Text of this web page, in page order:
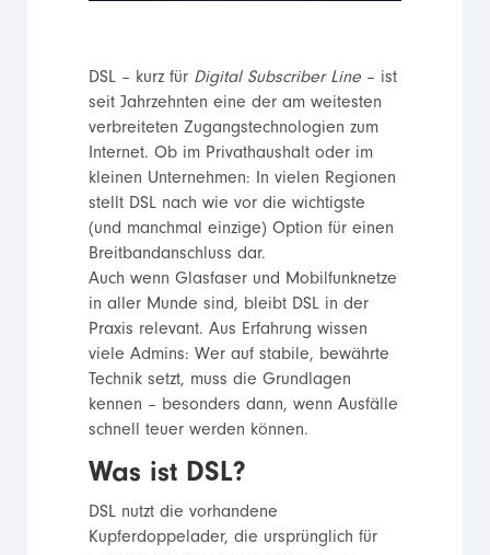
DSL – kurz für Digital Subscriber Line– ist
seit Jahrzehnten eine der am weitesten
verbreiteten Zugangstechnologien zum
Internet. Ob im Privathaushalt oder im
kleinen Unternehmen: In vielen Regionen
stellt DSL nach wie vor die wichtigste
(und manchmal einzige) Option für einen
Breitbandanschluss dar.
Auch wenn Glasfaser und Mobilfunknetze
in aller Munde sind, bleibt DSL in der
Praxis relevant. Aus Erfahrung wissen
viele Admins: Wer auf stabile, bewährte
Technik setzt, muss die Grundlagen
kennen – besonders dann, wenn Ausfälle
schnell teuer werden können.
Was ist DSL?
DSL nutzt die vorhandene
Kupferdoppelader, die ursprünglich für